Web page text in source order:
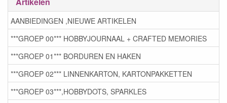
AANBIEDINGEN ,NIEUWE ARTIKELEN
***GROEP 00*** HOBBYJOURNAAL + CRAFTED MEMORIES
***GROEP 01*** BORDUREN EN HAKEN
***GROEP 02*** LINNENKARTON, KARTONPAKKETTEN
***GROEP 03***,HOBBYDOTS, SPARKLES